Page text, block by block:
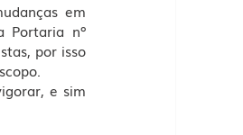
em
Portaria nº
por isso
e sim